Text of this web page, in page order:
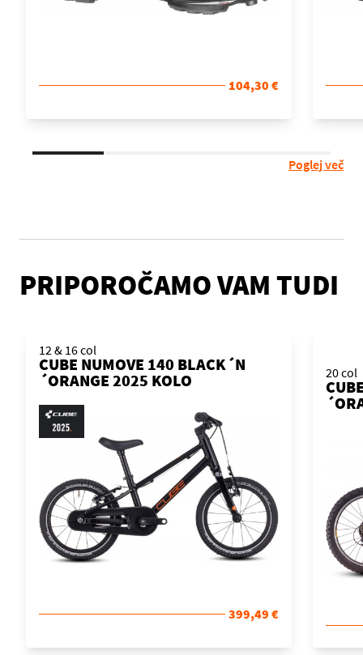
104,30 €
Poglej več
PRIPOROČAMO VAM TUDI
12 & 16 col
CUBE NUMOVE 140 BLACK´N
´ORANGE 2025 KOLO
399,49 €
20 col